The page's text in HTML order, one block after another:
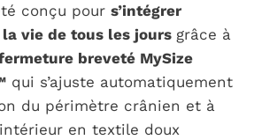
conçu pour s’intégrer
vie de tous les jours grâce à
breveté MySize
qui s’ajuste automatiquement
du périmètre crânien et à
en textile doux